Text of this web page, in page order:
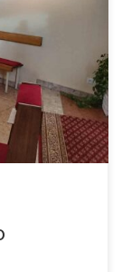
które
którego
z profilu: